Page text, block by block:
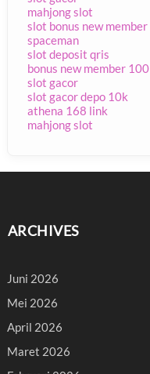
mahjong slot
slot bonus new member
spaceman
slot deposit qris
bonus new member 100
slot gacor
slot gacor depo 10k
athena 168 link
mahjong slot
ARCHIVES
Juni 2026
Mei 2026
April 2026
Maret 2026